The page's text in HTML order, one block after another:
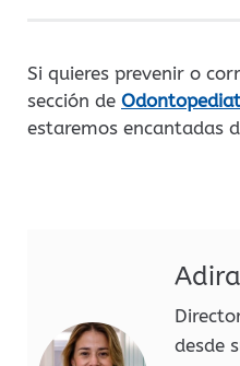
Si quieres prevenir o
sección de
estaremos encantadas
desde